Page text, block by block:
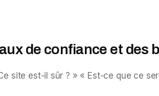
de confiance et des
site est-il sûr ? » « Est-ce que ce